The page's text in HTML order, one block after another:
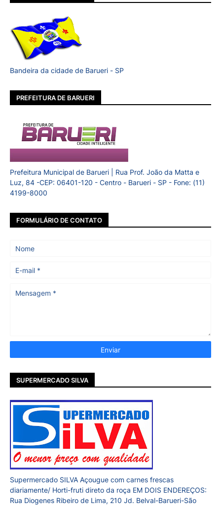
Bandeira da cidade de Barueri - SP
PREFEITURA DE BARUERI
Prefeitura Municipal de Barueri | Rua Prof. João da Matta e
Luz, 84 -CEP: 06401-120 - Centro - Barueri - SP - Fone: (11)
4199-8000
FORMULÁRIO DE CONTATO
SUPERMERCADO SILVA
Supermercado SILVA Açougue com carnes frescas
diariamente/ Horti-fruti direto da roça EM DOIS ENDEREÇOS:
Rua Diogenes Ribeiro de Lima, 210 Jd. Belval-Barueri-São